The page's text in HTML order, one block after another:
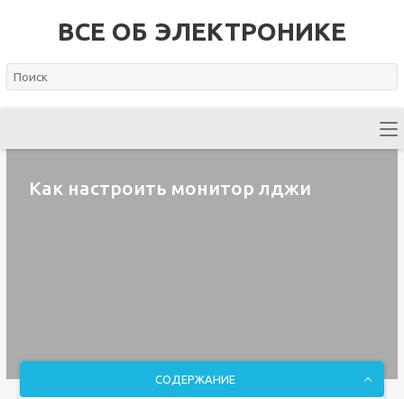
ВСЕ ОБ ЭЛЕКТРОНИКЕ
Как настроить монитор лджи
СОДЕРЖАНИЕ